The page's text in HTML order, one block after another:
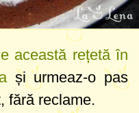
această rețetă în
și urmeaz-o pas
fără reclame.